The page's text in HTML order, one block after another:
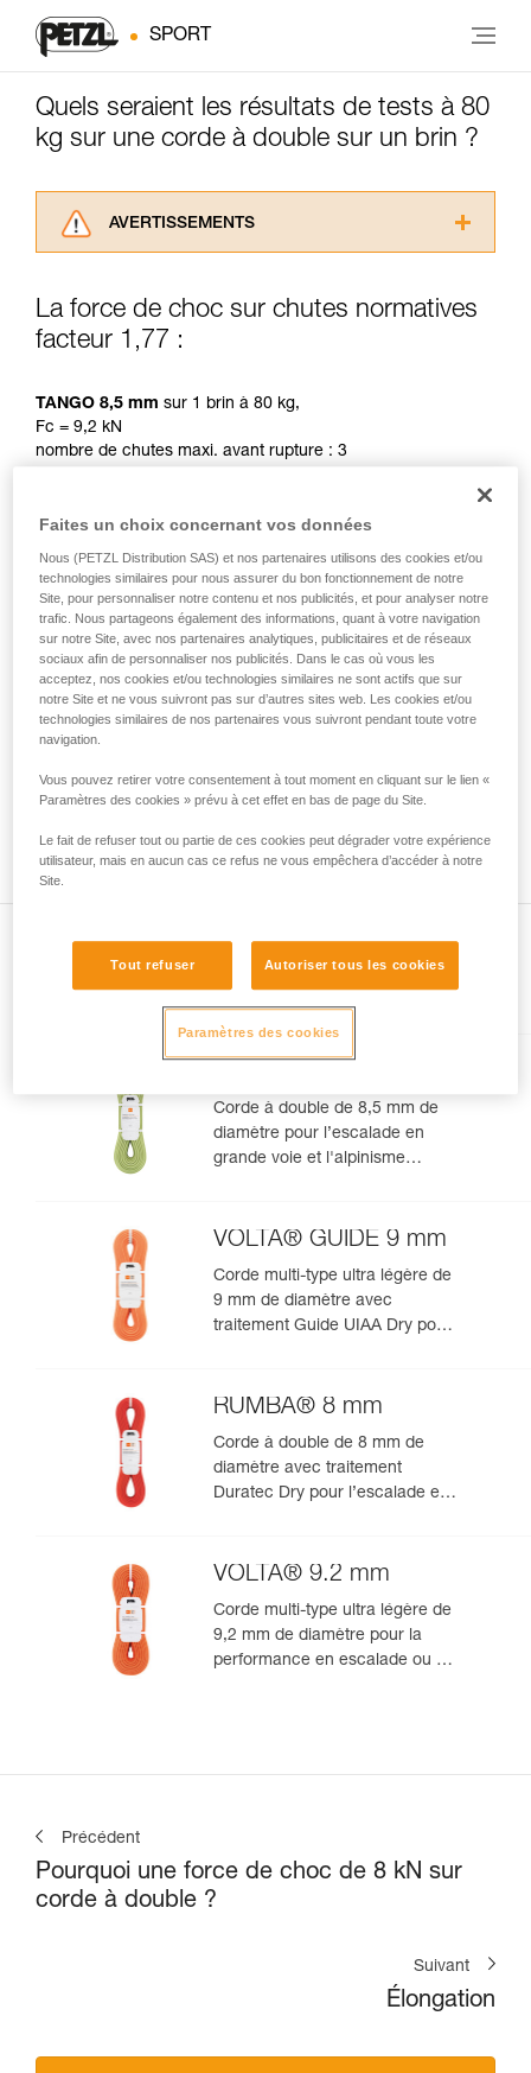
SPORT
Quels seraient les résultats de tests à 80
kg sur une corde à double sur un brin ?
AVERTISSEMENTS
consulter. Vous devez avoir compris les
informations de la notice technique pour
Maîtriser ces techniques nécessite une
formation et un entraînement spécifique. Validez
avec un professionnel votre capacité à refaire
Nous donnons des exemples de techniques
liées à votre activité. Il peut en exister d’autres
que nous ne décrivons pas ici.
La force de choc sur chutes normatives
facteur 1,77 :
TANGO 8,5 mm sur 1 brin à 80 kg,
Fc = 9,2 kN
nombre de chutes maxi. avant rupture : 3
Fc = 9 kN
nombre de chutes maxi. avant rupture : 2
PASO 7,7 mmsur 1 brin à 80 kg,
Fc = 8,5 kN
nombre de chutes maxi. avant rupture : 2
Cela veut dire qu’il est possible de séparer les 2 brins de
corde à double et de clipper la même, plusieurs fois de suite,
pour limiter le tirage dans une voie et chuter.
Attention, cela ne veut pas dire que l’assureur arrivera
faudra également faire attention aux arêtes tranchantes.
Présent dans l'article
Corde à double de 8,5 mm de
diamètre pour l’escalade en
grande voie et l'alpinisme
VOLTA® GUIDE 9 mm
Corde multi-type ultra légère de
9 mm de diamètre avec
traitement Guide UIAA Dry pour
RUMBA® 8 mm
Corde à double de 8 mm de
diamètre avec traitement
Duratec Dry pour l’escalade en
VOLTA® 9.2 mm
Corde multi-type ultra légère de
9,2 mm de diamètre pour la
performance en escalade ou en
Précédent
Pourquoi une force de choc de 8 kN sur
corde à double ?
Suivant
Élongation
Faites un choix concernant vos données
Nous (PETZL Distribution SAS) et nos partenaires utilisons des cookies et/ou
technologies similaires pour nous assurer du bon fonctionnement de notre
Site, pour personnaliser notre contenu et nos publicités, et pour analyser notre
trafic. Nous partageons également des informations, quant à votre navigation
sur notre Site, avec nos partenaires analytiques, publicitaires et de réseaux
sociaux afin de personnaliser nos publicités. Dans le cas où vous les
acceptez, nos cookies et/ou technologies similaires ne sont actifs que sur
notre Site et ne vous suivront pas sur d’autres sites web. Les cookies et/ou
technologies similaires de nos partenaires vous suivront pendant toute votre
navigation.
Vous pouvez retirer votre consentement à tout moment en cliquant sur le lien «
Paramètres des cookies » prévu à cet effet en bas de page du Site.
Le fait de refuser tout ou partie de ces cookies peut dégrader votre expérience
utilisateur, mais en aucun cas ce refus ne vous empêchera d’accéder à notre
Site.
Tout refuser Autoriser tous les cookies
Paramètres des cookies